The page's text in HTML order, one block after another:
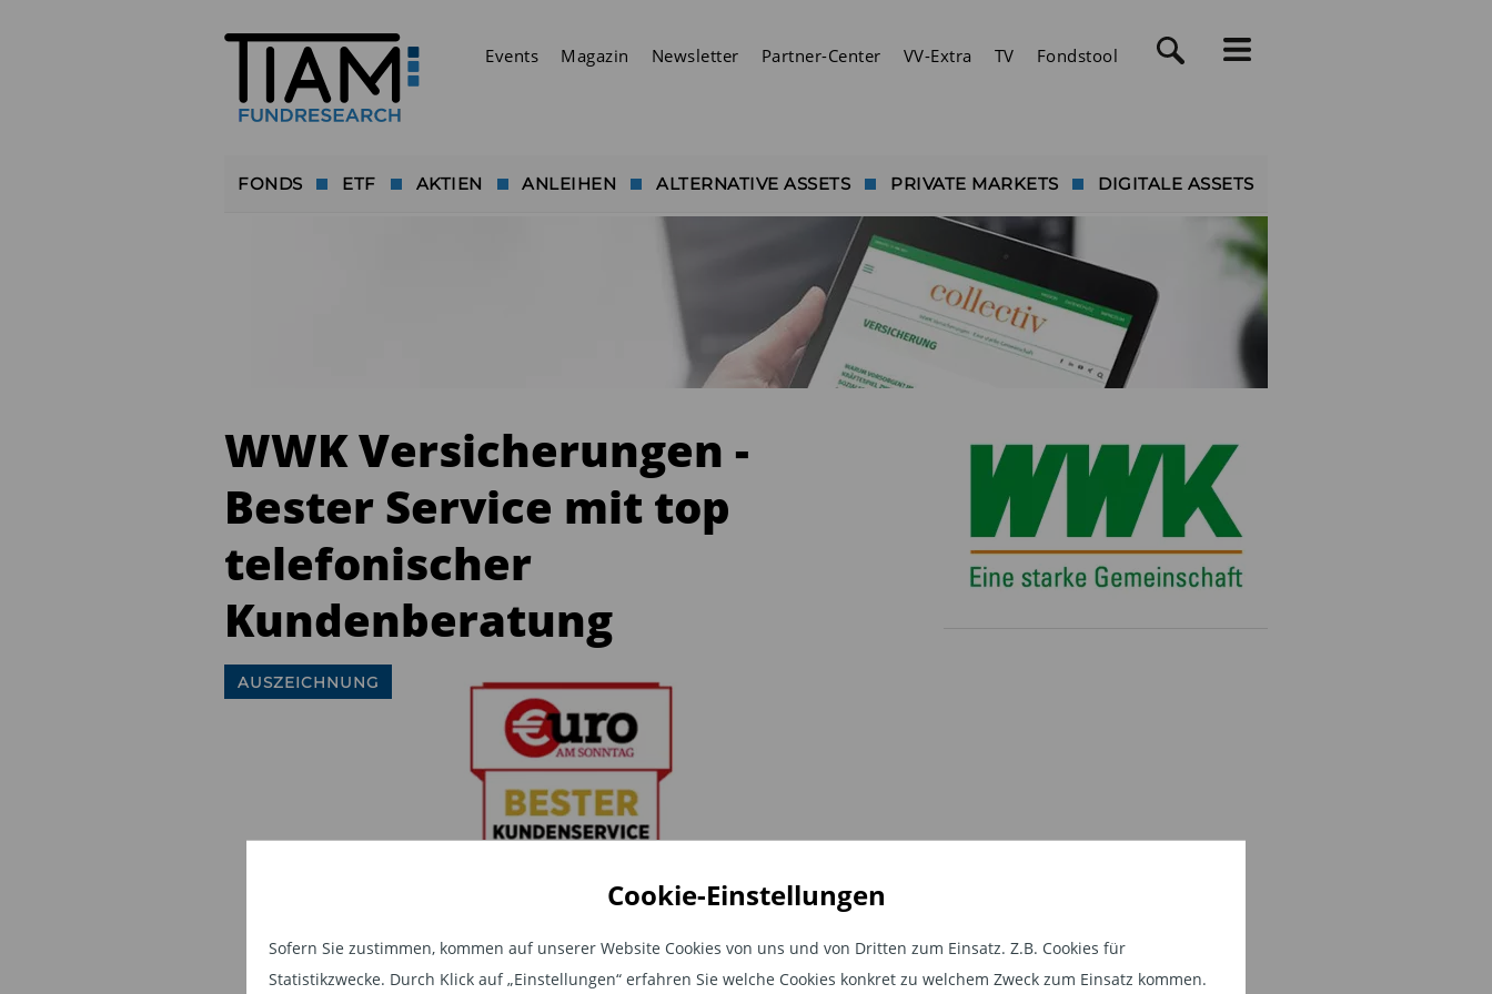
Cookie-Einstellungen
Sofern Sie zustimmen, kommen auf unserer Website Cookies von uns und von Dritten zum Einsatz. Z.B. Cookies für
Statistikzwecke. Durch Klick auf „Einstellungen“ erfahren Sie welche Cookies konkret zu welchem Zweck zum Einsatz kommen.
Events Magazin Newsletter Partner-Center VV-Extra TV Fondstool
FONDS ETF AKTIEN ANLEIHEN ALTERNATIVE ASSETS PRIVATE MARKETS DIGITALE ASSETS
WWK Versicherungen -
Bester Service mit top
telefonischer
Kundenberatung
AUSZEICHNUNG